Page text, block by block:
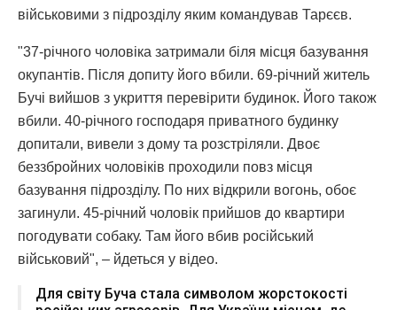
військовими з підрозділу яким командував Тарєєв.
"37-річного чоловіка затримали біля місця базування
окупантів. Після допиту його вбили. 69-річний житель
Бучі вийшов з укриття перевірити будинок. Його також
вбили. 40-річного господаря приватного будинку
допитали, вивели з дому та розстріляли. Двоє
беззбройних чоловіків проходили повз місця
базування підрозділу. По них відкрили вогонь, обоє
загинули. 45-річний чоловік прийшов до квартири
погодувати собаку. Там його вбив російський
військовий", – йдеться у відео.
Для світу Буча стала символом жорстокості